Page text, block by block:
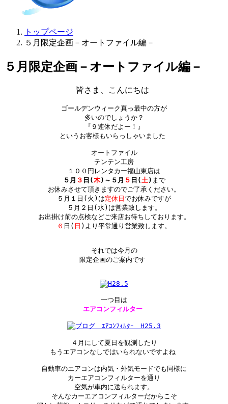
トップページ
５月限定企画－オートファイル編－
５月限定企画－オートファイル編－
皆さま、こんにちは
ゴールデンウィーク真っ最中の方が
多いのでしょうか？
『９連休だよー！』
というお客様もいらっしゃいました
オートファイル
テンテン工房
５月 ３ 日(木)～５月 ５ 日( 土 ) まで
お休みさせて頂きますのでご了承ください。
５月１日(火)は定休日でお休みですが
５月２日(水)は営業致します。
６ 日( 日 )より平常通り営業致します。
それでは今月の
限定企画のご案内です
エアコンフィルター
４月にして夏日を観測したり
もうエアコンなしではいられないですよね
自動車のエアコンは内気・外気モードでも同様に
カーエアコンフィルターを通り
空気が車内に送られます。
そんなカーエアコンフィルターだからこそ